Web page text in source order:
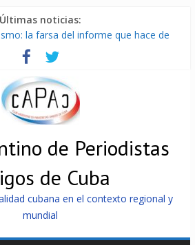
Últimas noticias:
la farsa del informe que hace de
con EE.UU sin informarlo
que pueden razonar, moverse y asistir
reconexión tras nuevo apagón
impedidos de llegar a Cuba
de Periodistas
de Cuba
cubana en el contexto regional y
mundial